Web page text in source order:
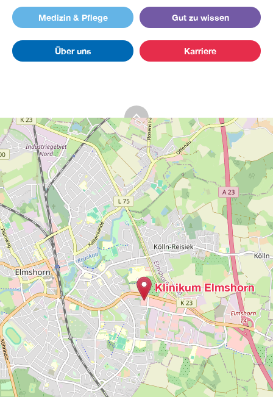
Medizin & Pflege Gut zu wissen
Über uns Karriere
Klinikum Elmshorn